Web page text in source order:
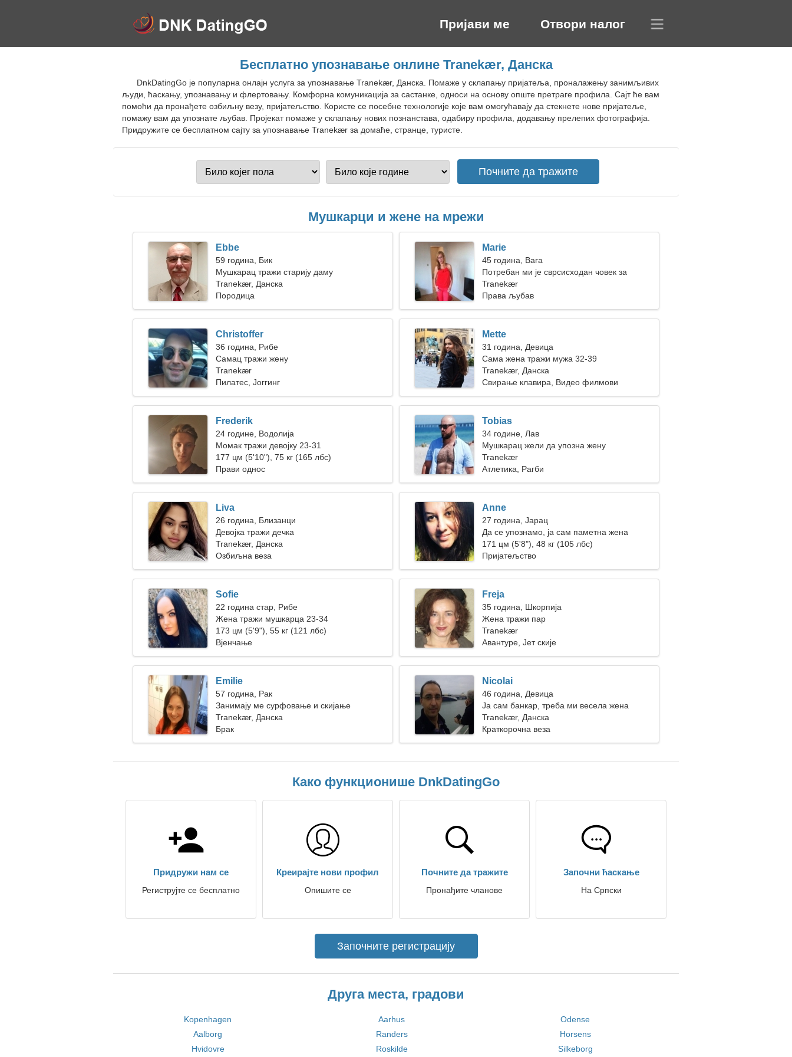
Пријави ме Отвори налог
Бесплатно упознавање онлине Tranekær, Данска
DnkDatingGo је популарна онлајн услуга за упознавање Tranekær, Данска. Помаже у склапању пријатеља, проналажењу занимљивих
људи, ћаскању, упознавању и флертовању. Комфорна комуникација за састанке, односи на основу опште претраге профила. Сајт ће вам
помоћи да пронађете озбиљну везу, пријатељство. Користе се посебне технологије које вам омогућавају да стекнете нове пријатеље,
помажу вам да упознате љубав. Пројекат помаже у склапању нових познанстава, одабиру профила, додавању прелепих фотографија.
Придружите се бесплатном сајту за упознавање Tranekær за домаће, странце, туристе.
Мушкарци и жене на мрежи
Ebbe
59 година, Бик
Мушкарац тражи старију даму
Tranekær, Данска
Породица
Marie
45 година, Вага
Потребан ми је сврсисходан човек за
заједничко путовање
Tranekær
Права љубав
Christoffer
36 година, Рибе
Самац тражи жену
Tranekær
Пилатес, Јоггинг
Mette
31 година, Девица
Сама жена тражи мужа 32-39
Tranekær, Данска
Свирање клавира, Видео филмови
Frederik
24 године, Водолија
Момак тражи девојку 23-31
177 цм (5'10"), 75 кг (165 лбс)
Прави однос
Tobias
34 године, Лав
Мушкарац жели да упозна жену
Tranekær
Атлетика, Рагби
Liva
26 година, Близанци
Девојка тражи дечка
Tranekær, Данска
Озбиљна веза
Anne
27 година, Јарац
Да се упознамо, ја сам паметна жена
171 цм (5'8"), 48 кг (105 лбс)
Пријатељство
Sofie
22 година стар, Рибе
Жена тражи мушкарца 23-34
173 цм (5'9"), 55 кг (121 лбс)
Вјенчање
Freja
35 година, Шкорпија
Жена тражи пар
Tranekær
Авантуре, Јет скије
Emilie
57 година, Рак
Занимају ме сурфовање и скијање
Tranekær, Данска
Брак
Nicolai
46 година, Девица
Ја сам банкар, треба ми весела жена
Tranekær, Данска
Краткорочна веза
Како функционише DnkDatingGo
Придружи нам се
Региструјте се бесплатно
Креирајте нови профил
Опишите се
Почните да тражите
Пронађите чланове
Започни ћаскање
На Српски
Започните регистрацију
Друга места, градови
Kopenhagen Aarhus
Odense
Aalborg
Randers
Horsens
Hvidovre
Roskilde Silkeborg